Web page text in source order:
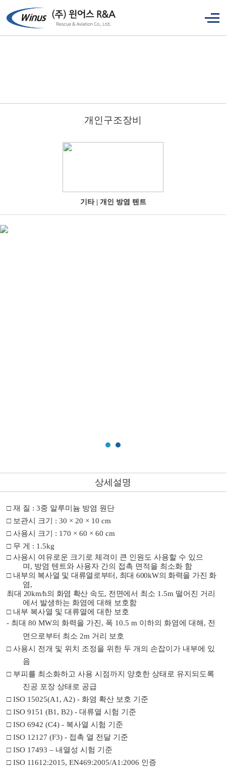
개인구조장비
기타 | 개인 방염 텐트
상세설명
□재 질 : 3중 알루미늄 방염 원단
□ 보관시 크기 : 30 × 20 × 10 cm
□사용시 크기 : 170 × 60 × 60 cm
□ 무 게 : 1.5kg
□사용시 여유로운 크기로 체격이
큰 인원도 사용할 수 있으
며 , 방염 텐트와 사용자 간의 접촉 면적을 최소화 함
□ 내부의 복사열 및 대류열로부터 , 최대 600kW의 화력을 가진 화
염,
최대 20km/h의 화염 확산 속도, 전면에서 최소 1.5m 떨어진 거리
에서 발생하는 화염에 대해 보호함
□ 내부 복사열 및 대류열에 대한 보호
- 최대80 MW의 화력을 가진 , 폭 10.5 m 이하의 화염에 대해 , 전
면으로부터 최소 2m 거리 보호
□사용시
전개 및 위치 조정을 위한 두 개의 손잡이가 내부에 있
음
□ 부피를 최소화하고 사용 시점까지 양호한 상태로 유지되도록
진공 포장 상태로 공급
□ISO 15025(A1, A2) - 화염 확산 보호 기준
□ISO 9151 (B1, B2) -대류열 시험 기준
□ISO 6942 (C4) - 복사열 시험 기준
□ISO 12127 (F3) - 접촉 열 전달 기준
□ISO 17493– 내열성 시험 기준
□ISO 11612:2015, EN469:2005/A1:2006 인증